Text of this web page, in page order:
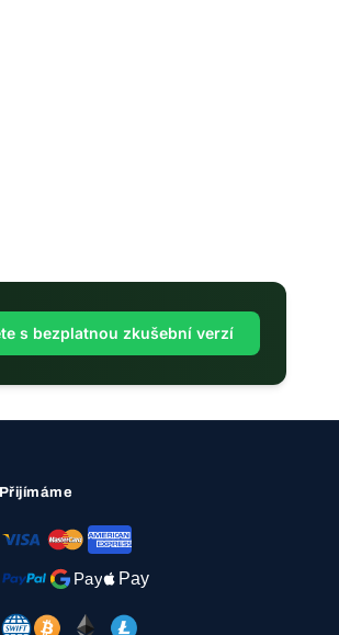
s bezplatnou zkušební verzí
Přijímáme